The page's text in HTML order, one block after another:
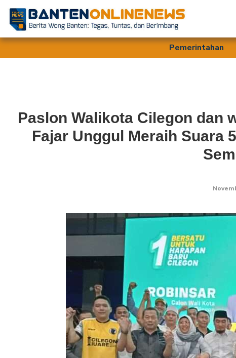
Pemerintahan
Paslon Walikota Cilegon dan
Fajar Unggul Meraih Suara